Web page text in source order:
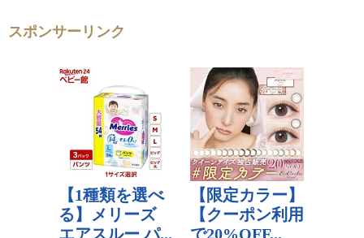
スポンサーリンク